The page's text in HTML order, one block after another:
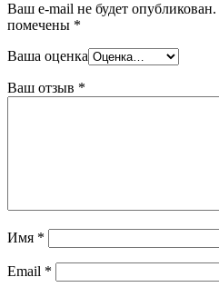
Ваш e-mail не будет опубликован.
помечены *
Ваша оценка
Ваш отзыв *
Имя *
Email *